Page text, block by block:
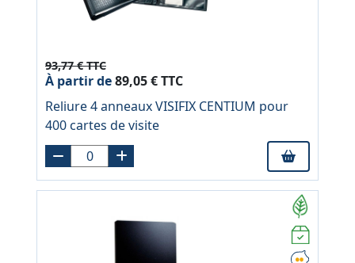
93,77 € TTC
À partir de89,05 € TTC
Reliure 4 anneaux VISIFIX CENTIUM pour
400 cartes de visite